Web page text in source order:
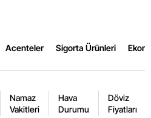
Acenteler Sigorta Ürünleri
Namaz
Vakitleri
Hava
Durumu
Döviz
Fiyatları